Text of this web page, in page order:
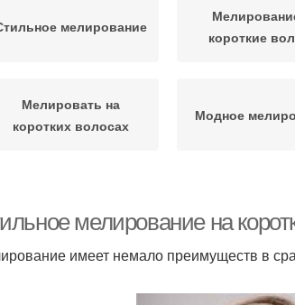
мелирование
короткие
Мелировать на
коротких волосах
Модное
волосы
Волосы с
мелирование на
имеет немало преимуществ в